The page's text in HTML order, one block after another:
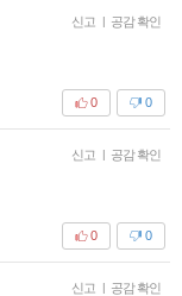
신고 | 공감 확인
0
0
신고 | 공감 확인
0
0
신고 | 공감 확인